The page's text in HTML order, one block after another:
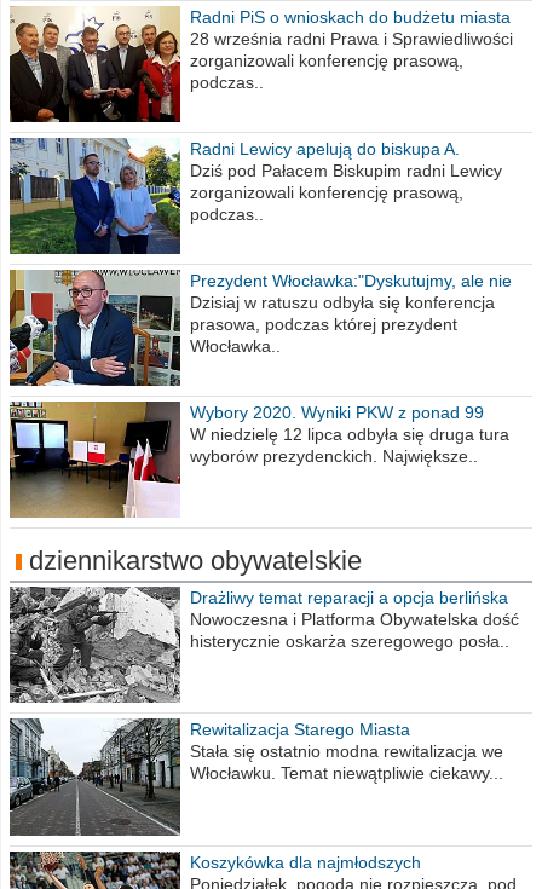
Radni PiS o wnioskach do budżetu miasta
na 2021 rok
28 września radni Prawa i Sprawiedliwości
zorganizowali konferencję prasową,
podczas..
Radni Lewicy apelują do biskupa A.
Wiesława Meringa
Dziś pod Pałacem Biskupim radni Lewicy
zorganizowali konferencję prasową,
podczas..
Prezydent Włocławka:"Dyskutujmy, ale nie
obrażajmy się”
Dzisiaj w ratuszu odbyła się konferencja
prasowa, podczas której prezydent
Włocławka..
Wybory 2020. Wyniki PKW z ponad 99
procent obwodów
W niedzielę 12 lipca odbyła się druga tura
wyborów prezydenckich. Największe..
dziennikarstwo obywatelskie
Drażliwy temat reparacji a opcja berlińska
Nowoczesna i Platforma Obywatelska dość
histerycznie oskarża szeregowego posła..
Rewitalizacja Starego Miasta
Stała się ostatnio modna rewitalizacja we
Włocławku. Temat niewątpliwie ciekawy...
Koszykówka dla najmłodszych
Poniedziałek, pogoda nie rozpieszcza, pod